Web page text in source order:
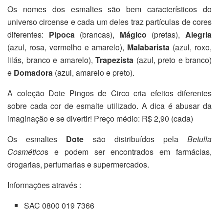
Os nomes dos esmaltes são bem característicos do
universo circense e cada um deles traz partículas de cores
diferentes: Pipoca(brancas), Mágico (pretas),Alegria
(azul, rosa, vermelho e amarelo), Malabarista (azul, roxo,
lilás, branco e amarelo), Trapezista (azul, preto e branco)
e Domadora (azul, amarelo e preto).
A coleção Dote Pingos de Circo cria efeitos diferentes
sobre cada cor de esmalte utilizado. A dica é abusar da
imaginação e se divertir! Preço médio: R$ 2,90 (cada)
Os esmaltes Dote são distribuídos pelaBetulla
Cosméticos e podem ser encontrados em farmácias,
drogarias, perfumarias e supermercados.
Informações através :
SAC 0800 019 7366